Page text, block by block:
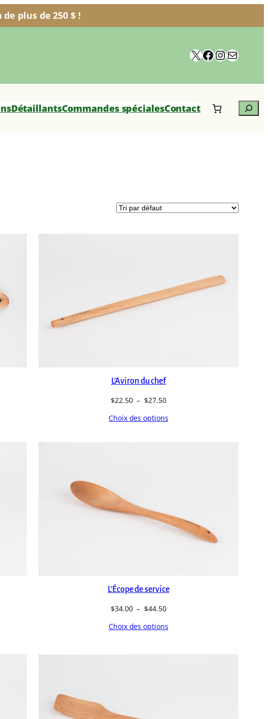
plus de 250 $ !
X Facebook
DétaillantsCommandes spécialesContact Search
L’Aviron du chef
$22.50 – $27.50Plage
prix :
Choix des options
L’Écope de service
$34.00 – $44.50Plage
prix :
Choix des options